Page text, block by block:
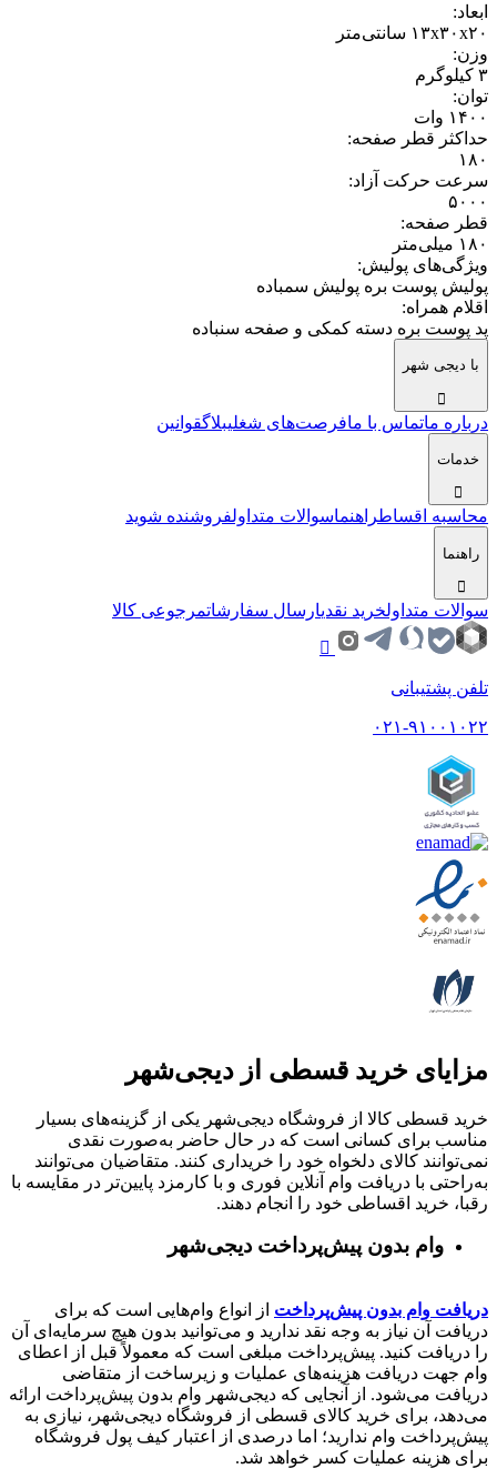
ابعاد:
۱۳x۳۰x۲۰ سانتی‌متر
وزن:
۳ کیلوگرم
توان:
۱۴۰۰ وات
حداکثر قطر صفحه:
۱۸۰
سرعت حرکت آزاد:
۵۰۰۰
قطر صفحه:
۱۸۰ میلی‌متر
ویژگی‌های پولیش:
پولیش پوست بره پولیش سمباده
اقلام همراه:
پد پوست بره دسته کمکی و صفحه سنباده
با دیجی شهر
درباره ماتماس با مافرصت‌های شغلیبلاگقوانین
خدمات
محاسبه اقساطراهنماسوالات متداولفروشنده شوید
راهنما
سوالات متداولخرید نقدیارسال سفارشاتمرجوعی کالا
تلفن پشتیبانی
۰۲۱-۹۱۰۰۱۰۲۲
مزایای خرید قسطی از دیجی‌شهر
خرید قسطی کالا از فروشگاه دیجی‌شهر یکی از گزینه‌های بسیار
مناسب برای کسانی است که در حال حاضر به‌صورت نقدی
نمی‌توانند کالای دلخواه خود را خریداری کنند. متقاضیان می‌توانند
به‌راحتی با دریافت وام آنلاین فوری و با کارمزد پایین‌تر در مقایسه با
رقبا، خرید اقساطی خود را انجام دهند.
وام بدون پیش‌پرداخت‌ دیجی‌شهر
دریافت وام بدون پیش‌پرداخت از انواع وام‌هایی است که برای
دریافت آن نیاز به وجه نقد ندارید و می‌توانید بدون هیچ سرمایه‌ای آن
را دریافت کنید. پیش‌پرداخت مبلغی است که معمولاً قبل از اعطای
وام جهت دریافت هزینه‌های عملیات و زیرساخت از متقاضی
دریافت می‌شود. از آنجایی که دیجی‌شهر وام بدون پیش‌پرداخت ارائه
می‌دهد، برای خرید کالای قسطی از فروشگاه دیجی‌شهر، نیازی به
پیش‌پرداخت وام ندارید؛ اما درصدی از اعتبار کیف پول فروشگاه
برای هزینه عملیات کسر خواهد شد.